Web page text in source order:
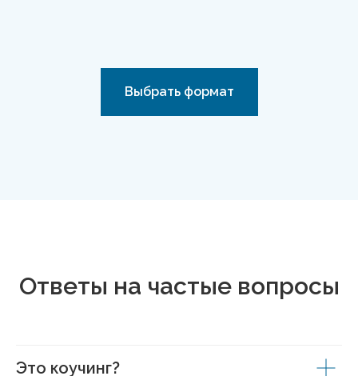
Выбрать формат
Ответы на частые вопросы
Это коучинг?